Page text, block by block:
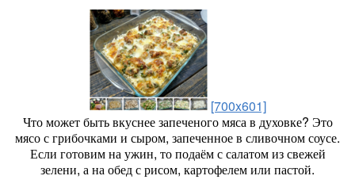
[700x601]
Что может быть вкуснее запеченого мяса в духовке? Это
мясо с грибочками и сыром, запеченное в сливочном соусе.
Если готовим на ужин, то подаём с салатом из свежей
зелени, а на обед с рисом, картофелем или пастой.